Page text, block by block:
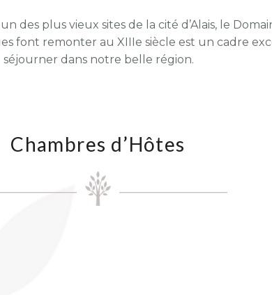
des plus vieux sites de la cité d’Alais, le
font remonter au XIIIe siècle est un cadre
séjourner dans notre belle région.
Chambres d’Hôtes